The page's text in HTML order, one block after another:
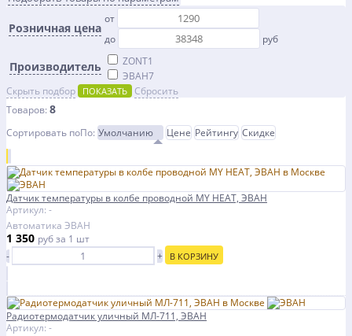
Розничная цена
от
до
руб
Производитель ZONT1
ЭВАН7
Скрыть подбор
ПОКАЗАТЬ
Сбросить
Товаров: 8
Сортировать поПо: Умолчанию Цене Рейтингу Скидке
Датчик температуры в колбе проводной MY HEAT, ЭВАН
Артикул: -
Автоматика ЭВАН
1 350 рубза 1 шт
-
+ В КОРЗИНУ
Радиотермодатчик уличный МЛ-711, ЭВАН
Артикул: -